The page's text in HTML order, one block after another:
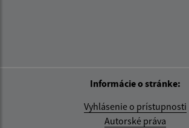
Informácie o stránke:
Vyhlásenie o prístupnosti
Autorské práva